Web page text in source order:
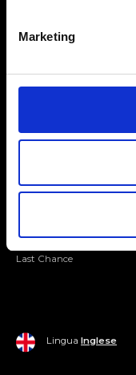
Marketing
Entra nella Community
Mondo Ripani
Last Chance
Lingua Inglese